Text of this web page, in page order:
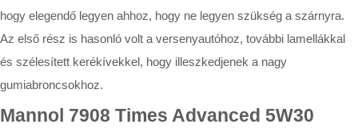
hogy elegendő legyen ahhoz, hogy ne legyen szükség a szárnyra.
Az első rész is hasonló volt a versenyautóhoz, további lamellákkal
és szélesített kerékívekkel, hogy illeszkedjenek a nagy
gumiabroncsokhoz.
Mannol 7908 Times Advanced 5W30